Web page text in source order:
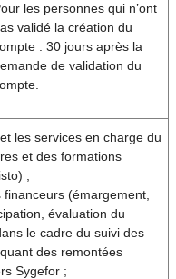
les personnes qui n’ont
validé la création du
: 30 jours après la
de validation du
les services en charge du
et des formations
;
(émargement,
évaluation du
le cadre du suivi des
des remontées
Sygefor ;